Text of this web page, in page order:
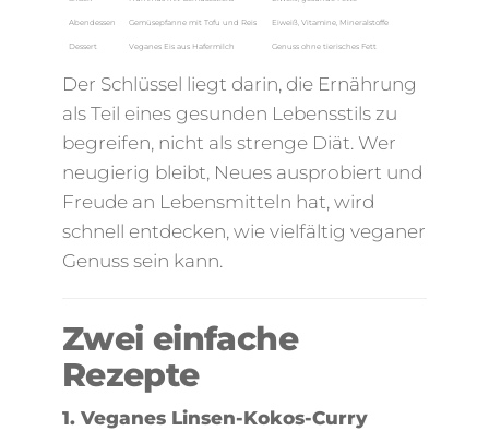
Abendessen Gemüsepfanne mit Tofu und Reis Eiweiß, Vitamine, Mineralstoffe
Dessert Veganes Eis aus Hafermilch Genuss ohne tierisches Fett
Der Schlüssel liegt darin, die Ernährung
als Teil eines gesunden Lebensstils zu
begreifen, nicht als strenge Diät. Wer
neugierig bleibt, Neues ausprobiert und
Freude an Lebensmitteln hat, wird
schnell entdecken, wie vielfältig veganer
Genuss sein kann.
Zwei einfache
Rezepte
1. Veganes Linsen-Kokos-Curry